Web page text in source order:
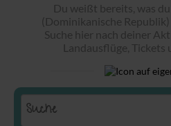
Du weißt bereits, was
(Dominikanische
Suche hier nach deiner
Landausflüge, Tickets